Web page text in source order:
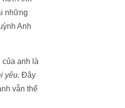
những
Anh
anh là
yêu. Đây
vẫn thể